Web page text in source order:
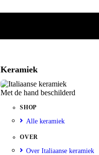
Keramiek
Met de hand beschilderd
SHOP
Alle keramiek
OVER
Over Italiaanse keramiek